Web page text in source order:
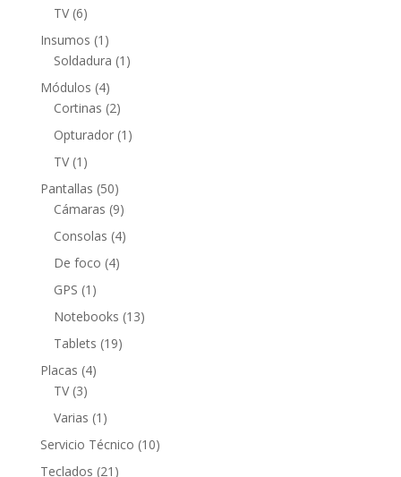
TV 66
productos
Insumos 1 1
producto
Soldadura 1 1
Módulos 44
productos
Cortinas 22
productos
Opturador 1 1
TV 1 1
producto
Pantallas 5050
productos
Cámaras 99
productos
Consolas 44
De foco 44
GPS 1 1
producto
Notebooks 1313
Tablets 1919
Placas 44
TV 33
productos
Varias 1 1
producto
Servicio Técnico 1010
Teclados 21 21